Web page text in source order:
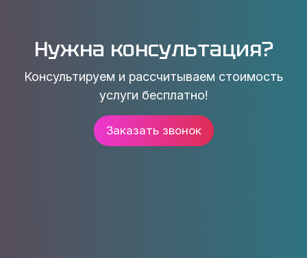
Нужна консультация?
Консультируем и рассчитываем стоимость
услуги бесплатно!
Заказать звонок